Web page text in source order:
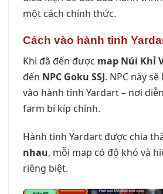
một cách chính thức.
Cách vào hành tinh
Khi đã đến được map Núi Khỉ
đến NPC Goku SSJ. NPC này
vào hành tinh Yardart – nơi
farm bí kíp chính.
Hành tinh Yardart được chia
nhau, mỗi map có độ khó và
riêng biệt.